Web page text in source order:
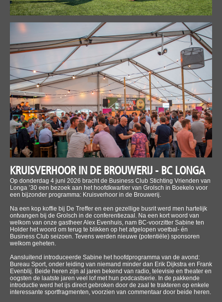
KRUISVERHOOR IN DE BROUWERIJ - BC LONGA
Op donderdag 4 juni 2026 bracht de Business Club Stichting Vrienden van
Longa ’30 een bezoek aan het hoofdkwartier van Grolsch in Boekelo voor
een bijzonder programma: Kruisverhoor in de Brouwerij.
Na een kop koffie bij De Treffer en een gezellige busrit werd men hartelijk
ontvangen bij de Grolsch in de conferentiezaal. Na een kort woord van
welkom van onze gastheer Alex Evenhuis, nam BC-voorzitter Sabine ten
Holder het woord om terug te blikken op het afgelopen voetbal- én
Business Club seizoen. Tevens werden nieuwe (potentiële) sponsoren
welkom geheten.
Aansluitend introduceerde Sabine het hoofdprogramma van de avond:
Bureau Sport, onder leiding van niemand minder dan Erik Dijkstra en Frank
Evenblij. Beide heren zijn al jaren bekend van radio, televisie en theater en
oogsten de laatste jaren veel lof met hun podcastserie. In de pakkende
introductie werd het ijs direct gebroken door de zaal te trakteren op enkele
interessante sportfragmenten, voorzien van commentaar door beide heren.